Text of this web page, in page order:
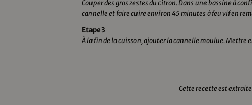
Couper des gros zestes du citron. Dans une bassine à
cannelle et faire cuire environ 45 minutes à feu vif en
Etape 3
À la fin de la cuisson, ajouter la cannelle moulue. Mettre
Cette recette est